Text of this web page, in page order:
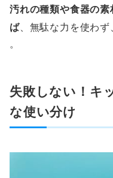
汚れの種類や食器の
ば、無駄な力を使わ
。
失敗しない！キ
な使い分け